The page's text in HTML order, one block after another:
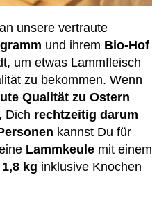
unsere vertraute
und ihrem Bio-Hof
um etwas Lammfleisch
zu bekommen. Wenn
Qualität zu Ostern
Dich rechtzeitig darum
kannst Du für
Lammkeule mit einem
kg inklusive Knochen